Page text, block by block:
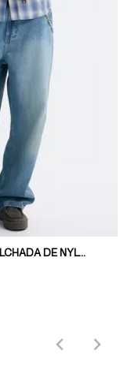
CHAQUETA BOMBER ACOLCHADA DE NYLON